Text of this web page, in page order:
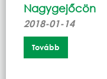
Nagygejőcön
2018-01-14
Tovább